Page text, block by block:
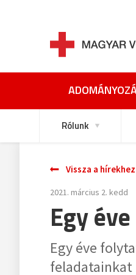
Rólunk
Vissza a hírekhez
2021. március 2. kedd
Egy
Egy éve
feladatainkat